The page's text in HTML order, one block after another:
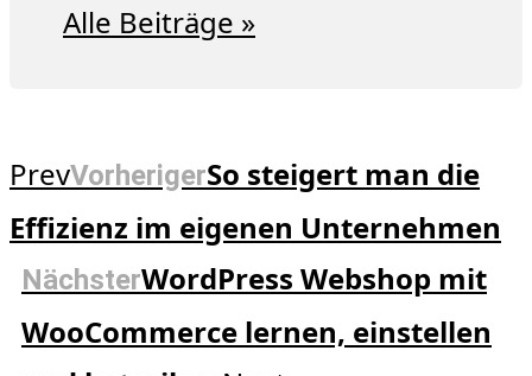
Alle Beiträge »
PrevVorherigerSo steigert man die
Effizienz im eigenen Unternehmen
NächsterWordPress Webshop mit
WooCommerce lernen, einstellen